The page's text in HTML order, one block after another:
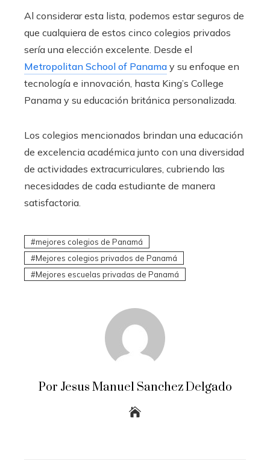
Al considerar esta lista, podemos estar seguros de
que cualquiera de estos cinco colegios privados
sería una elección excelente. Desde el
Metropolitan School of Panama y su enfoque en
tecnología e innovación, hasta King’s College
Panama y su educación británica personalizada.
Los colegios mencionados brindan una educación
de excelencia académica junto con una diversidad
de actividades extracurriculares, cubriendo las
necesidades de cada estudiante de manera
satisfactoria.
mejores colegios de Panamá
Mejores colegios privados de Panamá
Mejores escuelas privadas de Panamá
Por Jesus Manuel Sanchez Delgado